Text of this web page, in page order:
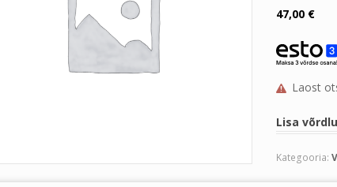
47,00 €
Laost
Lisa
Kategooria: